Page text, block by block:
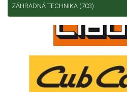
ZÁHRADNÁ TECHNIKA (703)